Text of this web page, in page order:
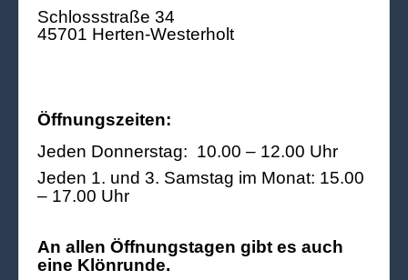
Schlossstraße 34
45701 Herten-Westerholt
Öffnungszeiten:
Jeden Donnerstag: 10.00 – 12.00 Uhr
Jeden 1. und 3. Samstag im Monat: 15.00
– 17.00 Uhr
An allen Öffnungstagen gibt es auch
eine Klönrunde.